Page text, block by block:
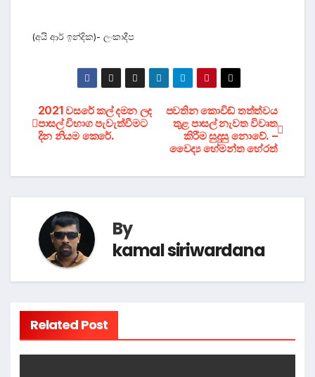
(අයි ආර් ඉන්දික)- ලංකාදීප
Post
navigation
පවතින කොවිඩ් තත්ත්වය
තුළ පාසල් නැවත විවෘත
කිරීම සුදුසු නොවේ. –
වෛද්‍ය හේමන්ත හේරත්
2021 වසරේ කල් දමන ලද
පාසල් විභාග පැවැත්වීමට
දින නියම කෙරේ.
By
kamal siriwardana
Related Post